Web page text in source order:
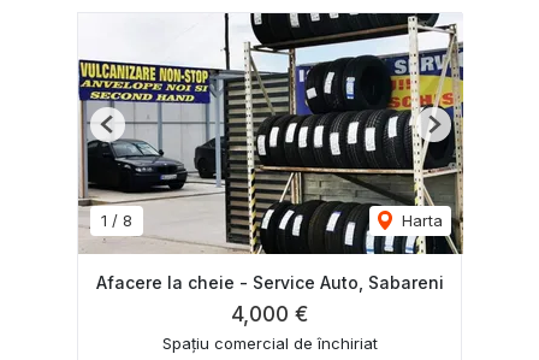
1 / 8 Harta
Previous Next
Afacere la cheie - Service Auto, Sabareni
4,000 €
Spațiu comercial de închiriat